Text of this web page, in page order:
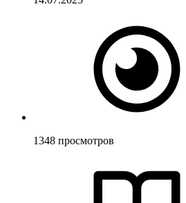
1348 просмотров